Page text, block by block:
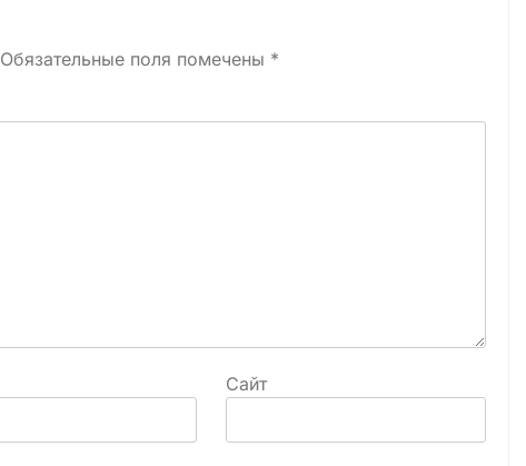
Обязательные поля помечены *
Сайт